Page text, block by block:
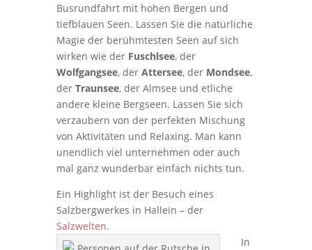
Busrundfahrt mit hohen Bergen und
tiefblauen Seen. Lassen Sie die natürliche
Magie der berühmtesten Seen auf sich
wirken wie der Fuschlsee, der
Wolfgangsee, der Attersee, der Mondsee,
der Traunsee, der Almsee und etliche
andere kleine Bergseen. Lassen Sie sich
verzaubern von der perfekten Mischung
von Aktivitäten und Relaxing. Man kann
unendlich viel unternehmen oder auch
mal ganz wunderbar einfach nichts tun.
Ein Highlight ist der Besuch eines
Salzbergwerkes in Hallein – der
Salzwelten.
In